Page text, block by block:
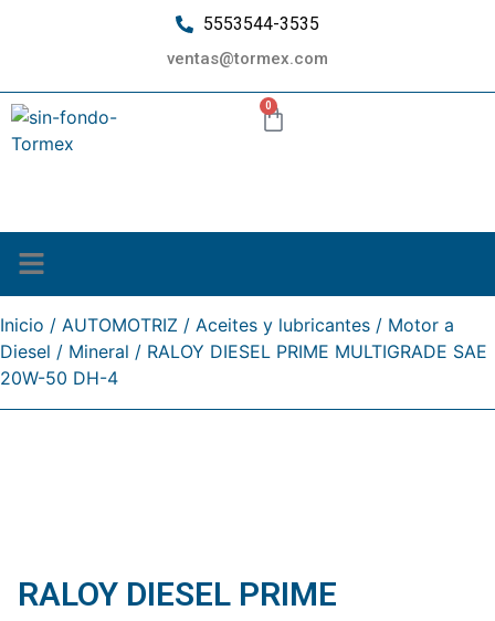
5553544-3535
ventas@tormex.com
0
Inicio / AUTOMOTRIZ / Aceites y lubricantes / Motor a
Diesel / Mineral / RALOY DIESEL PRIME MULTIGRADE SAE
20W-50 DH-4
RALOY DIESEL PRIME